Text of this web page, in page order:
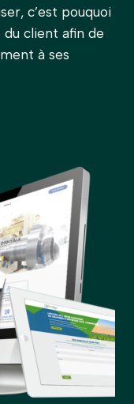
c’est pouquoi
du client afin de
à ses